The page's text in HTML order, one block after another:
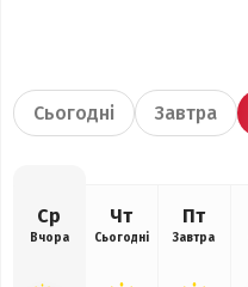
Сьогодні Завтра
Ср
Вчора
Чт
Сьогодні
Пт
Завтра